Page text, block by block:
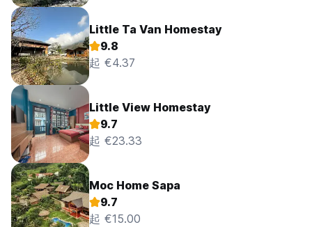
Little Ta Van Homestay
9.8
起 €4.37
Little View Homestay
9.7
起 €23.33
Moc Home Sapa
9.7
起 €15.00